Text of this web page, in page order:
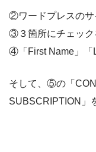
②ワードプレスのサ
③３箇所にチェック
④「First Name」「
そして、⑤の「
SUBSCRIPTION」